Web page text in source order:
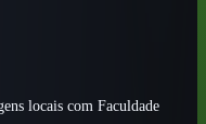
locais com Faculdade